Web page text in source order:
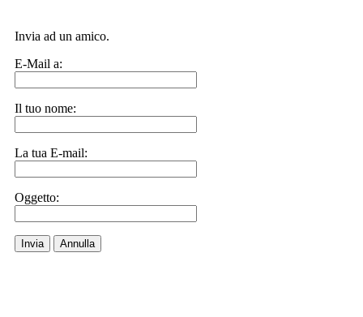
Invia ad un amico.
E-Mail a:
Il tuo nome:
La tua E-mail:
Oggetto:
Invia Annulla